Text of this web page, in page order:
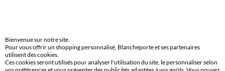
Bienvenue sur notre site.
Pour vous offrir un shopping personnalisé, Blancheporte et ses partenaires
utilisent des cookies.
Ces cookies seront utilisés pour analyser l'utilisation du site, le personnaliser selon
vos préférences et vous présenter des publicités adaptées à vos goûts. Vous pouvez